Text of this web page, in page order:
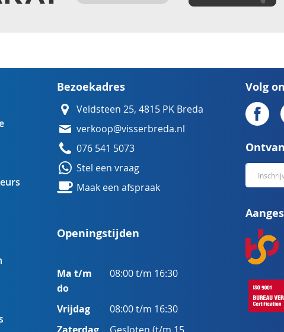
Bezoekadres
Veldsteen 25, 4815 PK Breda
verkoop@visserbreda.nl
076 541 5073
Stel een vraag
Maak een afspraak
Openingstijden
Ma t/m
do
08:00 t/m 16:30
Vrijdag 08:00 t/m 16:30
Volg
Abonneer
u
onze